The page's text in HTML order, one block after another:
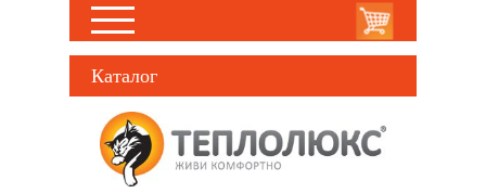
Каталог